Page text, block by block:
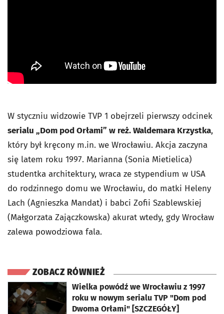
W styczniu widzowie TVP 1 obejrzeli pierwszy odcinek
serialu „Dom pod Orłami” w reż. Waldemara Krzystka,
który był kręcony m.in. we Wrocławiu. Akcja zaczyna
się latem roku 1997. Marianna (Sonia Mietielica)
studentka architektury, wraca ze stypendium w USA
do rodzinnego domu we Wrocławiu, do matki Heleny
Lach (Agnieszka Mandat) i babci Zofii Szablewskiej
(Małgorzata Zajączkowska) akurat wtedy, gdy Wrocław
zalewa powodziowa fala.
ZOBACZ RÓWNIEŻ
Wielka powódź we Wrocławiu z 1997
roku w nowym serialu TVP "Dom pod
Dwoma Orłami" [SZCZEGÓŁY]
otworzy się w nowej karcie